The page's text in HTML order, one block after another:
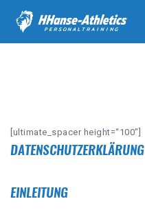
ÜBER MICH
BEWERTUNGEN
[ultimate_spacer height=“100″]
DATENSCHUTZERKLÄRUNG
EINLEITUNG